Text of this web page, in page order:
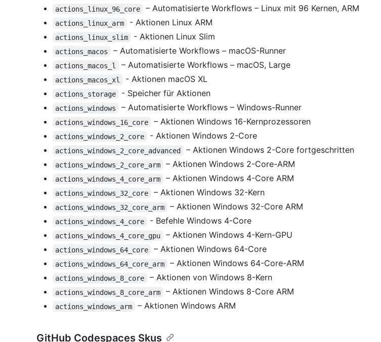
actions_linux_96_core – Automatisierte Workflows – Linux mit 96 Kernen, ARM
actions_linux_arm - Aktionen Linux ARM
actions_linux_slim - Aktionen Linux Slim
actions_macos – Automatisierte Workflows – macOS-Runner
actions_macos_l – Automatisierte Workflows – macOS, Large
actions_macos_xl - Aktionen macOS XL
actions_storage - Speicher für Aktionen
actions_windows – Automatisierte Workflows – Windows-Runner
actions_windows_16_core – Aktionen Windows 16-Kernprozessoren
actions_windows_2_core - Aktionen Windows 2-Core
actions_windows_2_core_advanced – Aktionen Windows 2-Core fortgeschritten
actions_windows_2_core_arm – Aktionen Windows 2-Core-ARM
actions_windows_4_core_arm – Aktionen Windows 4-Core ARM
actions_windows_32_core – Aktionen Windows 32-Kern
actions_windows_32_core_arm – Aktionen Windows 32-Core ARM
actions_windows_4_core - Befehle Windows 4-Core
actions_windows_4_core_gpu – Aktionen Windows 4-Kern-GPU
actions_windows_64_core – Aktionen Windows 64-Core
actions_windows_64_core_arm – Aktionen Windows 64-Core-ARM
actions_windows_8_core – Aktionen von Windows 8-Kern
actions_windows_8_core_arm – Aktionen Windows 8-Core ARM
actions_windows_arm – Aktionen Windows ARM
GitHub Codespaces Skus